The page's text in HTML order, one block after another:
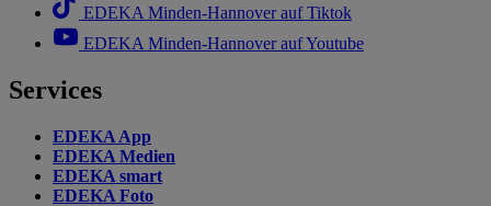
EDEKA Minden-Hannover auf Tiktok
EDEKA Minden-Hannover auf Youtube
Services
EDEKA App
EDEKA Medien
EDEKA smart
EDEKA Foto